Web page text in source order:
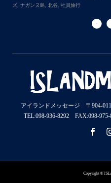
ダイビング,北谷
アイランドメッセージ 〒904-
TEL:098-936-8292 FAX:098-975-
Copyright ©